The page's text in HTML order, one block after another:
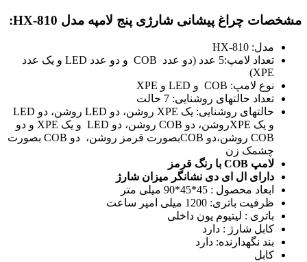
مشخصات چراغ پیشانی شارژی پنج لامپه مدل HX-810:
مدل: HX-810
تعداد لامپ:5 عدد (دو عدد COB و دو عدد LED و یک عدد
XPE)
نوع لامپ: COB و LED و XPE
تعداد حالتهای روشنایی: 7 حالت
و یک XPEروشن، دو COB روشن، دو LED و یک XPE و دو
COB روشن،دو COBبصورت قرمز روشن، دو COB بصورت
چشمک زن
لامپ COB با رنگ قرمز
دارای ال ای دی نشانگر میزان شارژ
ابعاد محصول : 45*45*90 میلی متر
ظرفیت باتری: 1200 میلی امپر ساعت
باتری : لیتیوم یون داخلی
کابل شارژ : دارد
بند نگهدارنده: دارد
کابل